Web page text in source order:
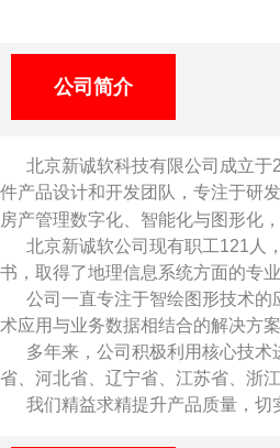
公司简介
北京新诚软科技有限公司成立于
件产品设计和开发团队，专注于研
房产管理数字化、智能化与图形化
北京新诚软公司现有职工121人
书，取得了地理信息系统方面的专
公司一直专注于智绘图形技术
术应用与业务数据相结合的解决方案
多年来，公司积极利用核心技术
省、河北省、辽宁省、江苏省、浙
我们精益求精提升产品质量，